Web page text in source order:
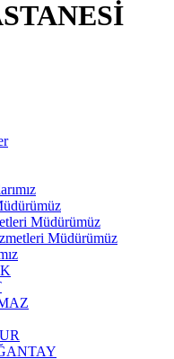
Müdürümüz
Müdürümüz